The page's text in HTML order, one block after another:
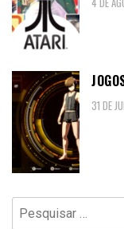
31 DE
Pesquisar
por: